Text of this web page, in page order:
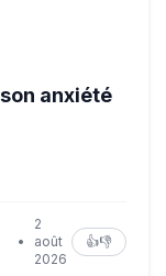
anxiété
•
2
août
2026
👍👎